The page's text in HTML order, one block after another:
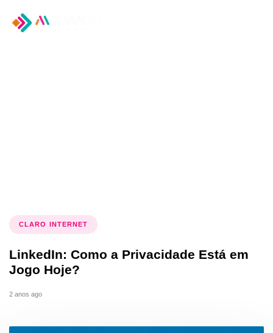
CLARO INTERNET
LinkedIn: Como a Privacidade Está em
Jogo Hoje?
2 anos ago